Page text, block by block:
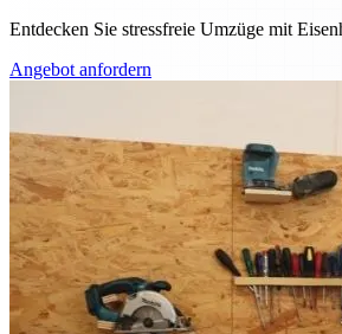
Entdecken Sie stressfreie Umzüge mit
Angebot anfordern